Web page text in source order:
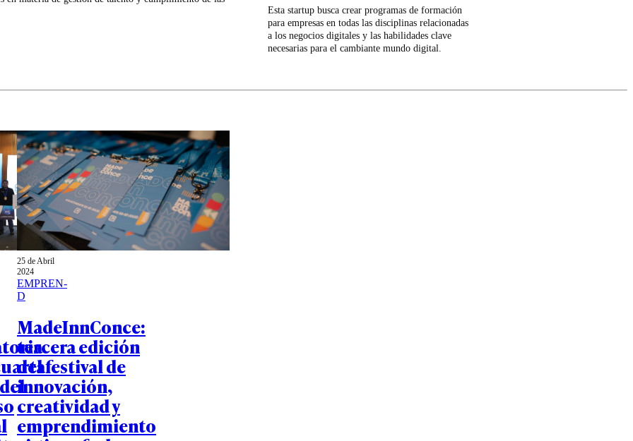
Esta startup busca crear programas de formación
para empresas en todas las disciplinas relacionadas
a los negocios digitales y las habilidades clave
necesarias para el cambiante mundo digital.
25 de Abril
2024
EMPREN-
D
MadeInnConce:
tercera edición
del festival de
innovación,
creatividad y
emprendimiento